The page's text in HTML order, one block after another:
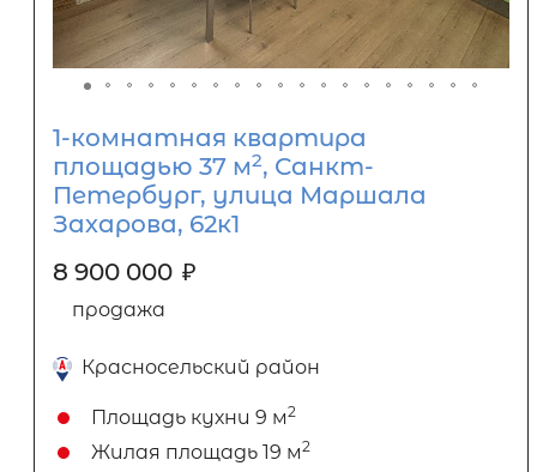
1-комнатная квартира
площадью 37 м2, Санкт-
Петербург, улица Маршала
Захарова, 62к1
8 900 000 ₽
продажа
Красносельский район
Площадь кухни 9 м2
Жилая площадь 19 м2